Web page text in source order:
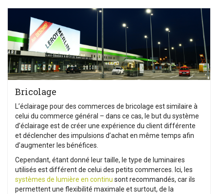
Bricolage
L’éclairage pour des commerces de bricolage est similaire à
celui du commerce général – dans ce cas, le but du système
d’éclairage est de créer une expérience du client différente
et déclencher des impulsions d’achat en même temps afin
d’augmenter les bénéfices.
Cependant, étant donné leur taille, le type de luminaires
utilisés est différent de celui des petits commerces. Ici, les
systèmes de lumière en continu sont recommandés, car ils
permettent une flexibilité maximale et surtout, de la